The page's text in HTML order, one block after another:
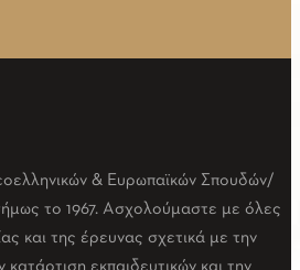
& Ευρωπαϊκών Σπουδών/
το 1967. Ασχολούμαστε με όλες
και της έρευνας σχετικά με την
εκπαιδευτικών και την